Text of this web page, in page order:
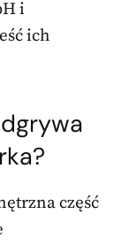
i
ich
część